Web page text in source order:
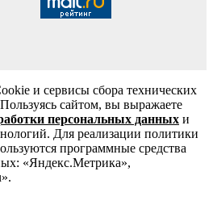
и сервисы сбора технических
сайтом, вы выражаете
персональных данных и
Для реализации политики
программные средства
«Яндекс.Метрика»,